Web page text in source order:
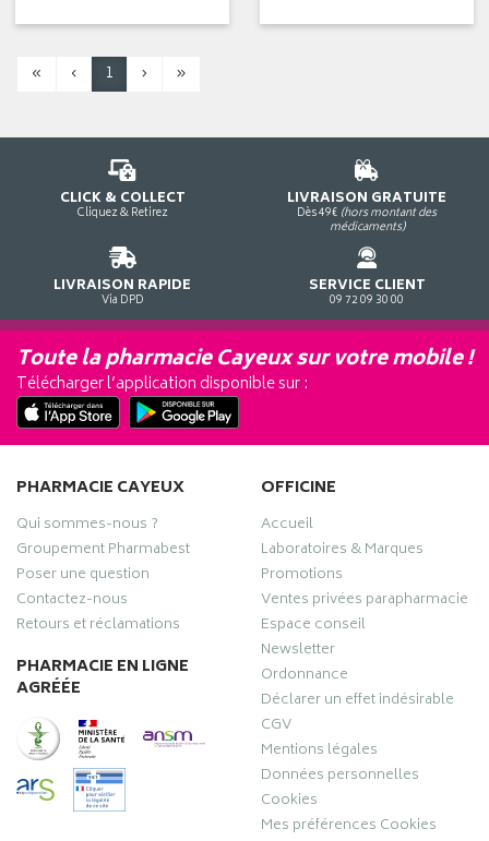
« ‹ 1 › »
CLICK & COLLECT
Cliquez & Retirez
LIVRAISON GRATUITE
Dès 49€ (hors montant des
médicaments)
LIVRAISON RAPIDE
Via DPD
SERVICE CLIENT
09 72 09 30 00
Toute la pharmacie Cayeux sur votre mobile !
Télécharger l’application disponible sur :
PHARMACIE CAYEUX
Qui sommes-nous ?
Groupement Pharmabest
Poser une question
Contactez-nous
Retours et réclamations
PHARMACIE EN LIGNE
AGRÉÉE
OFFICINE
Accueil
Laboratoires & Marques
Promotions
Ventes privées parapharmacie
Espace conseil
Newsletter
Ordonnance
Déclarer un effet indésirable
CGV
Mentions légales
Données personnelles
Cookies
Mes préférences Cookies